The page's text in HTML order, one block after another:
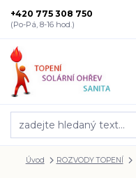
+420 775 308 750
(Po-Pá, 8-16 hod.)
Úvod ROZVODY TOPENÍ